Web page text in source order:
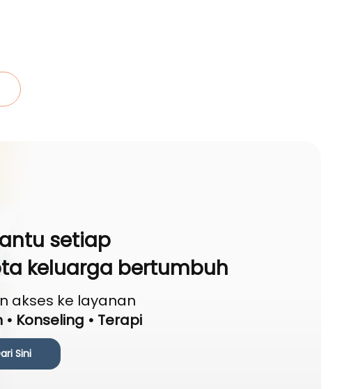
setiap
keluarga bertumbuh
akses ke layanan
Konseling • Terapi
Sini